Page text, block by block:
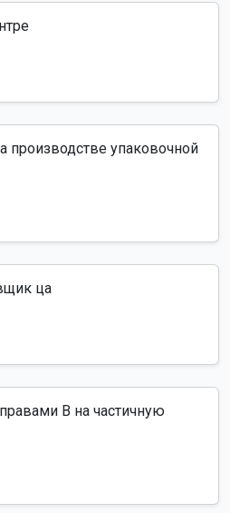
производстве упаковочной
ца
B на частичную